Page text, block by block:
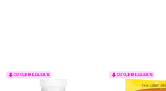
СЕГОДНЯ ДЕШЕВЛЕ СЕГОДНЯ ДЕШЕВЛЕ